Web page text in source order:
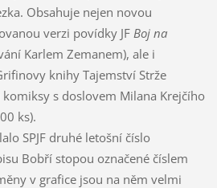
Obsahuje nejen novou
verzi povídky JF Boj na
Karlem Zemanem), ale i
knihy Tajemství Strže
s doslovem Milana Krejčího
ks).
SPJF druhé letošní číslo
Bobří stopou označené číslem
v grafice jsou na něm velmi